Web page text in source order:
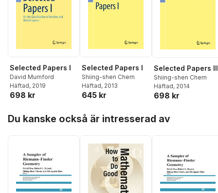
Selected Papers I
David Mumford
Häftad, 2019
698 kr
Selected Papers I
Shiing-shen Chern
Häftad, 2013
645 kr
Selected Papers
Shiing-shen Chern
Häftad, 2014
698 kr
Du kanske också är intresserad av